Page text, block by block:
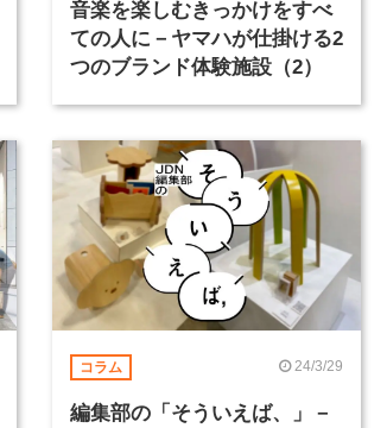
音楽を楽しむきっかけをすべ
ての人に－ヤマハが仕掛ける2
つのブランド体験施設（2）
コラム 24/3/29
編集部の「そういえば、」－